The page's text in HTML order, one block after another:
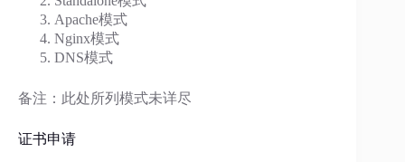
Apache模式
Nginx模式
DNS模式
备注：此处所列模式未详尽
证书申请